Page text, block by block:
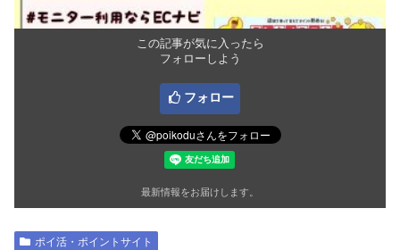
この記事が気に入ったら
フォローしよう
フォロー
最新情報をお届けします。
ポイ活・ポイントサイト